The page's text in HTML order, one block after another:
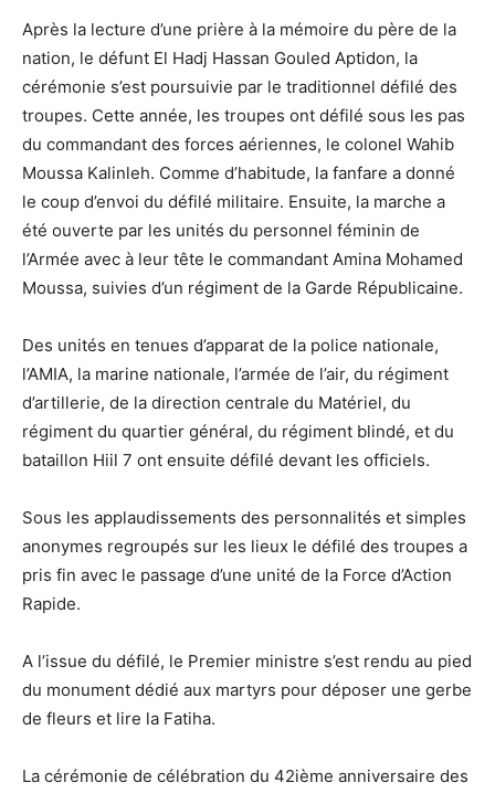
Après la lecture d’une prière à la mémoire du père de la
nation, le défunt El Hadj Hassan Gouled Aptidon, la
cérémonie s’est poursuivie par le traditionnel défilé des
troupes. Cette année, les troupes ont défilé sous les pas
du commandant des forces aériennes, le colonel Wahib
Moussa Kalinleh. Comme d’habitude, la fanfare a donné
le coup d’envoi du défilé militaire. Ensuite, la marche a
été ouverte par les unités du personnel féminin de
l’Armée avec à leur tête le commandant Amina Mohamed
Moussa, suivies d’un régiment de la Garde Républicaine.
Des unités en tenues d’apparat de la police nationale,
l’AMIA, la marine nationale, l’armée de l’air, du régiment
d’artillerie, de la direction centrale du Matériel, du
régiment du quartier général, du régiment blindé, et du
bataillon Hiil 7 ont ensuite défilé devant les officiels.
Sous les applaudissements des personnalités et simples
anonymes regroupés sur les lieux le défilé des troupes a
pris fin avec le passage d’une unité de la Force d’Action
Rapide.
A l’issue du défilé, le Premier ministre s’est rendu au pied
du monument dédié aux martyrs pour déposer une gerbe
de fleurs et lire la Fatiha.
La cérémonie de célébration du 42ième anniversaire des